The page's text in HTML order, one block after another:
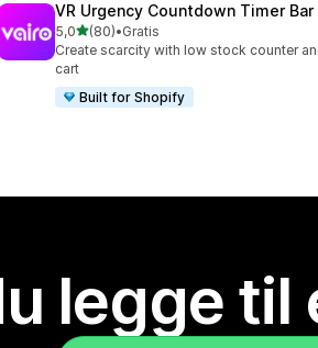
VR Urgency Countdown Timer Bar
5,0av 5 stjerner
(80)
Totalt 80 omtaler
•Gratis
Create scarcity with low stock counter
cart
Built for Shopify
legge til